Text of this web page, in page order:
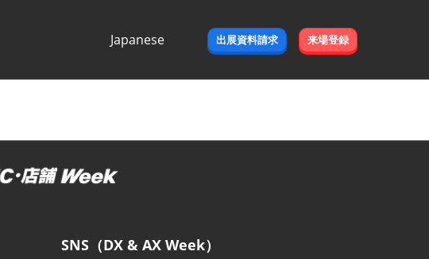
Japanese
出展資料請求 来場登録
SNS（DX & AX Week）